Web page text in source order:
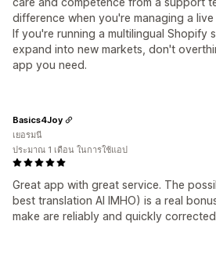
difference when you're managing a live
If you're running a multilingual Shopify
expand into new markets, don't
app you need.
Great app with great service. The
best translation AI IMHO) is a real
make are reliably and quickly
Basics4Joy
เยอรมนี
ประมาณ 1 เดือน ในการใช้แอป